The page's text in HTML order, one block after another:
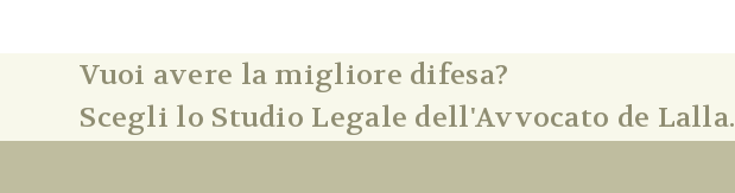
Vuoi avere la migliore difesa?
Scegli lo Studio Legale dell'Avvocato de Lalla.